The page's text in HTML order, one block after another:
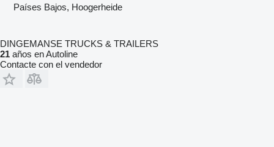
Países Bajos, Hoogerheide
DINGEMANSE TRUCKS & TRAILERS
21 años en Autoline
Contacte con el vendedor